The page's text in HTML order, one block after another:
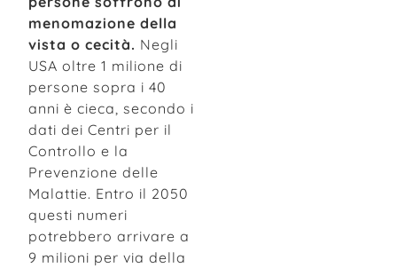
menomazione della
vista o cecità. Negli
USA oltre 1 milione di
persone sopra i 40
anni è cieca, secondo i
dati dei Centri per il
Controllo e la
Prevenzione delle
Malattie. Entro il 2050
questi numeri
potrebbero arrivare a
9 milioni per via della